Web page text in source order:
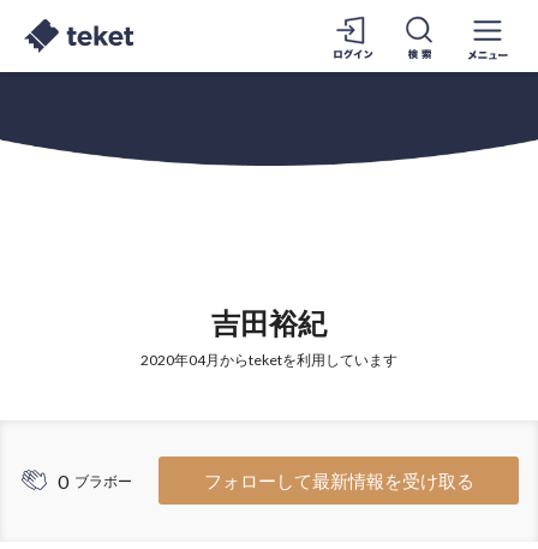
吉田裕紀
2020年04月からteketを利用しています
0 ブラボー フォローして最新情報を受け取る